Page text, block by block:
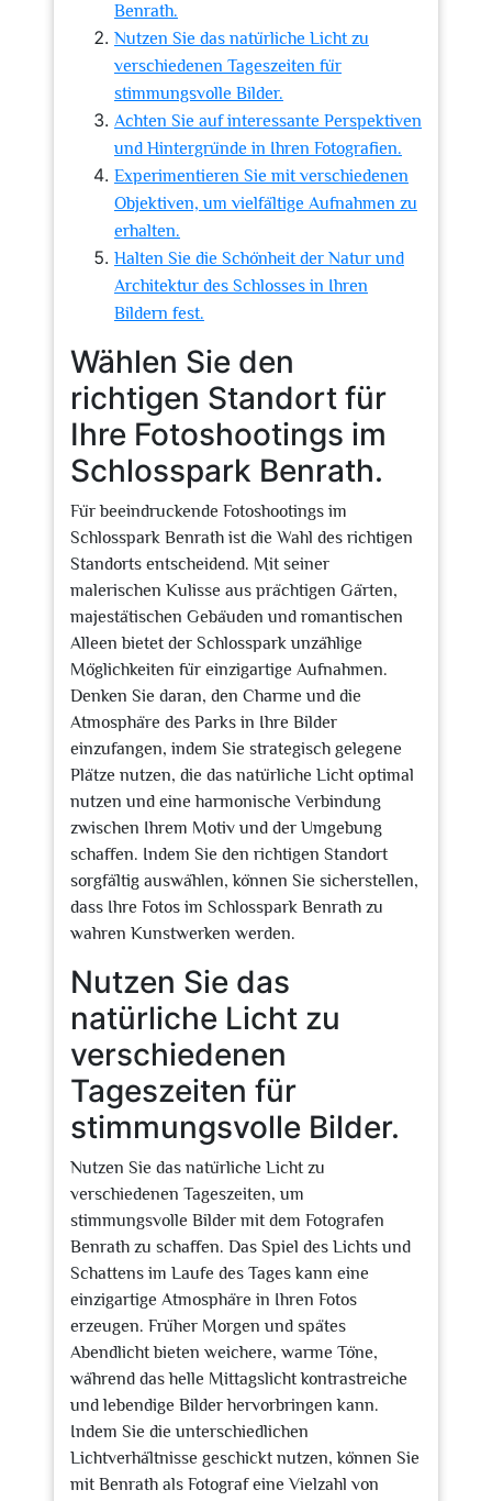
Benrath.
Nutzen Sie das natürliche Licht zu
verschiedenen Tageszeiten für
stimmungsvolle Bilder.
Achten Sie auf interessante Perspektiven
und Hintergründe in Ihren Fotografien.
Experimentieren Sie mit verschiedenen
Objektiven, um vielfältige Aufnahmen zu
erhalten.
Halten Sie die Schönheit der Natur und
Architektur des Schlosses in Ihren
Bildern fest.
Wählen Sie den
richtigen Standort für
Ihre Fotoshootings im
Schlosspark Benrath.
Für beeindruckende Fotoshootings im
Schlosspark Benrath ist die Wahl des richtigen
Standorts entscheidend. Mit seiner
malerischen Kulisse aus prächtigen Gärten,
majestätischen Gebäuden und romantischen
Alleen bietet der Schlosspark unzählige
Möglichkeiten für einzigartige Aufnahmen.
Denken Sie daran, den Charme und die
Atmosphäre des Parks in Ihre Bilder
einzufangen, indem Sie strategisch gelegene
Plätze nutzen, die das natürliche Licht optimal
nutzen und eine harmonische Verbindung
zwischen Ihrem Motiv und der Umgebung
schaffen. Indem Sie den richtigen Standort
sorgfältig auswählen, können Sie sicherstellen,
dass Ihre Fotos im Schlosspark Benrath zu
wahren Kunstwerken werden.
Nutzen Sie das
natürliche Licht zu
verschiedenen
Tageszeiten für
stimmungsvolle Bilder.
Nutzen Sie das natürliche Licht zu
verschiedenen Tageszeiten, um
stimmungsvolle Bilder mit dem Fotografen
Benrath zu schaffen. Das Spiel des Lichts und
Schattens im Laufe des Tages kann eine
einzigartige Atmosphäre in Ihren Fotos
erzeugen. Früher Morgen und spätes
Abendlicht bieten weichere, warme Töne,
während das helle Mittagslicht kontrastreiche
und lebendige Bilder hervorbringen kann.
Indem Sie die unterschiedlichen
Lichtverhältnisse geschickt nutzen, können Sie
mit Benrath als Fotograf eine Vielzahl von